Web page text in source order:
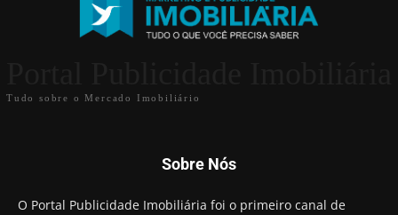
Tudo sobre o Mercado Imobiliário
Sobre Nós
O Portal Publicidade Imobiliária foi o primeiro canal de